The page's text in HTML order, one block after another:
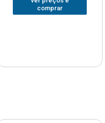
comprar